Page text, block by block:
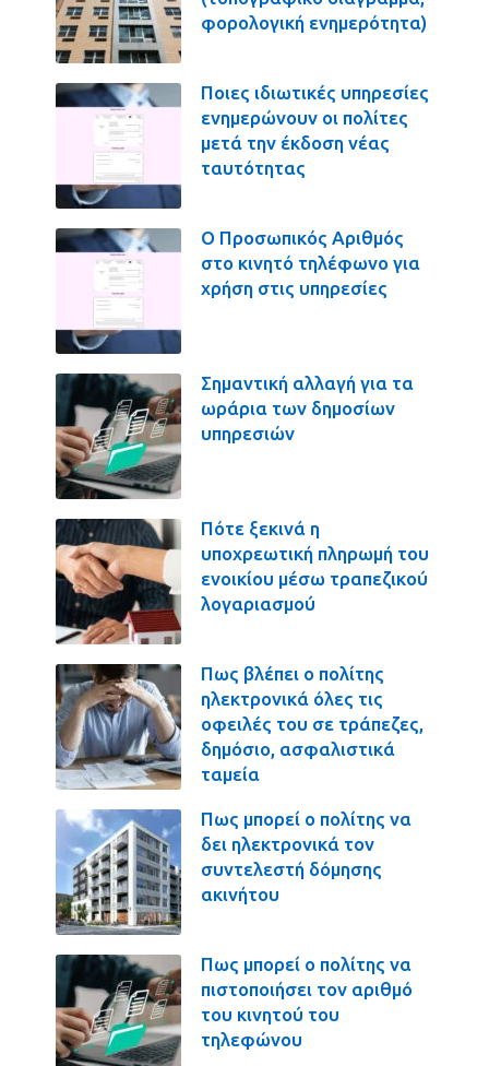
φορολογική ενημερότητα)
Ποιες ιδιωτικές υπηρεσίες
ενημερώνουν οι πολίτες
μετά την έκδοση νέας
ταυτότητας
Ο Προσωπικός Αριθμός
στο κινητό τηλέφωνο για
χρήση στις υπηρεσίες
Σημαντική αλλαγή για τα
ωράρια των δημοσίων
υπηρεσιών
Πότε ξεκινά η
υποχρεωτική πληρωμή του
ενοικίου μέσω τραπεζικού
λογαριασμού
Πως βλέπει ο πολίτης
ηλεκτρονικά όλες τις
οφειλές του σε τράπεζες,
δημόσιο, ασφαλιστικά
ταμεία
Πως μπορεί ο πολίτης να
δει ηλεκτρονικά τον
συντελεστή δόμησης
ακινήτου
Πως μπορεί ο πολίτης να
πιστοποιήσει τον αριθμό
του κινητού του
τηλεφώνου